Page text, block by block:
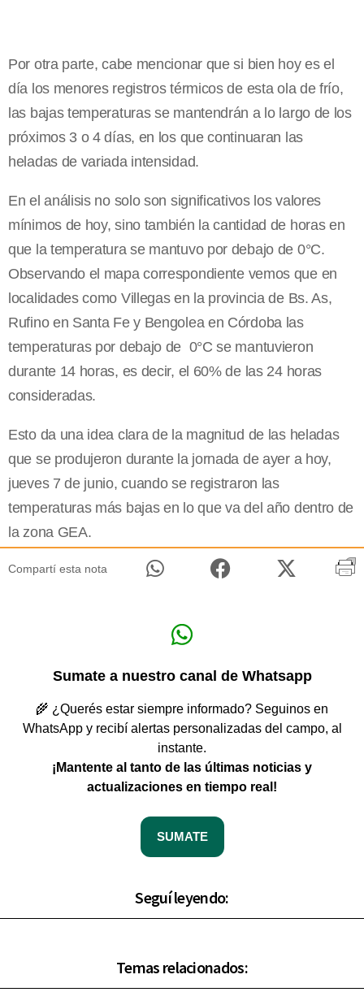
Por otra parte, cabe mencionar que si bien hoy es el
día los menores registros térmicos de esta ola de frío,
las bajas temperaturas se mantendrán a lo largo de los
próximos 3 o 4 días, en los que continuaran las
heladas de variada intensidad.
En el análisis no solo son significativos los valores
mínimos de hoy, sino también la cantidad de horas en
que la temperatura se mantuvo por debajo de 0°C.
Observando el mapa correspondiente vemos que en
localidades como Villegas en la provincia de Bs. As,
Rufino en Santa Fe y Bengolea en Córdoba las
temperaturas por debajo de 0°C se mantuvieron
durante 14 horas, es decir, el 60% de las 24 horas
consideradas.
Esto da una idea clara de la magnitud de las heladas
que se produjeron durante la jornada de ayer a hoy,
jueves 7 de junio, cuando se registraron las
temperaturas más bajas en lo que va del año dentro de
la zona GEA.
Compartí esta nota
Sumate a nuestro canal de Whatsapp
🌾 ¿Querés estar siempre informado? Seguinos en
WhatsApp y recibí alertas personalizadas del campo, al
instante.
¡Mantente al tanto de las últimas noticias y
actualizaciones en tiempo real!
SUMATE
Seguí leyendo:
Temas relacionados: